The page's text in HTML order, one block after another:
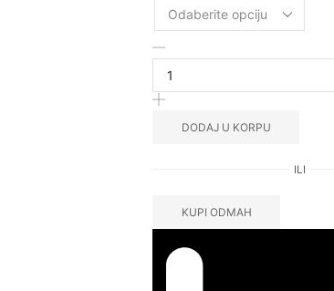
Krs
One
logo
duks
količina
DODAJ U KORPU
ILI
KUPI ODMAH